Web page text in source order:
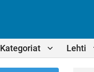
Kategoriat Lehti